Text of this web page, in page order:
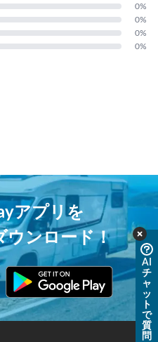
0%
0%
0%
0%
AI
チ
ャ
ッ
ト
で
質
問
アプリを
ウンロード！